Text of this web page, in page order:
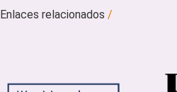
Enlaces relacionados/